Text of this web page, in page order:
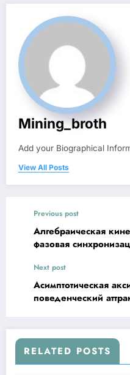
Mining_broth
Add your Biographical
View All Posts
Previous post
Алгебраическая
фазовая
Next post
Асимптотическая
поведенческий
RELATED POSTS